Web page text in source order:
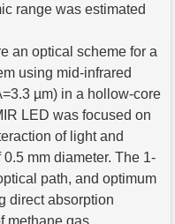
range was estimated
an optical scheme for a
using mid-infrared
µm) in a hollow-core
LED was focused on
of light and
mm diameter. The 1-
path, and optimum
direct absorption
methane gas